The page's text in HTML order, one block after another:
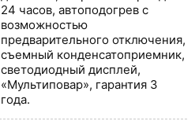
24 часов, автоподогрев с
возможностью
предварительного отключения,
съемный конденсатоприемник,
светодиодный дисплей,
«Мультиповар», гарантия 3
года.